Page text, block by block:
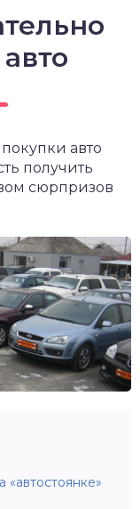
авто
получить
сюрпризов
«автостоянке»